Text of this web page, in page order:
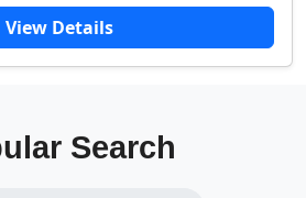
View Details
Search